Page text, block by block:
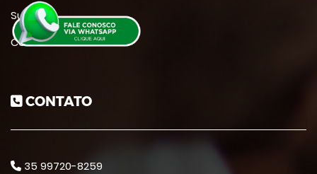
Suporte
Contato
CONTATO
35 99720-8259